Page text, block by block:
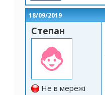
18/09/2019
Степан
Не в мережі